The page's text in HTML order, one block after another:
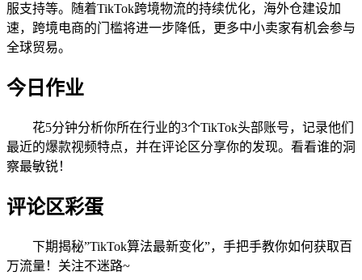
服支持等。随着TikTok跨境物流的持续优化，海外仓建设加
速，跨境电商的门槛将进一步降低，更多中小卖家有机会参与
全球贸易。
今日作业
花5分钟分析你所在行业的3个TikTok头部账号，记录他们
最近的爆款视频特点，并在评论区分享你的发现。看看谁的洞
察最敏锐！
评论区彩蛋
下期揭秘”TikTok算法最新变化”，手把手教你如何获取百
万流量！关注不迷路~